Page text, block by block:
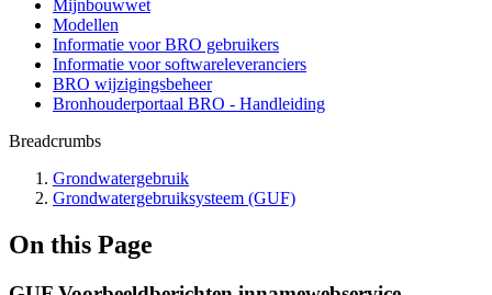
Mijnbouwwet
Modellen
Informatie voor BRO gebruikers
Informatie voor softwareleveranciers
BRO wijzigingsbeheer
Bronhouderportaal BRO - Handleiding
Breadcrumbs
Grondwatergebruik
Grondwatergebruiksysteem (GUF)
On this Page